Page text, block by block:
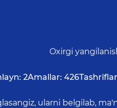
Oxirgi
2Amallar: 426
ularni belgilab,